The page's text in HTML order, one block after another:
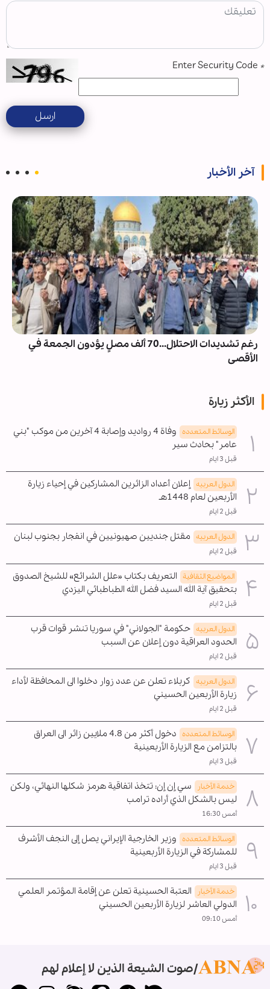
*
ارسل
آخر الأخبار
رغم تشديدات الاحتلال...70 ألف مصلٍ يؤدون الجمعة في
الأقصى
الأكثر زيارة
الوسائط المتعدده
وفاة 4 رواديد وإصابة 4 آخرين من موكب "بني
عامر" بحادث سير
قبل 3 ايام
الدول العربیه إعلان أعداد الزائرين المشاركين في إحياء زيارة
الأربعين لعام 1448هـ
قبل 2 ايام
الدول العربیه مقتل جنديين صهيونيين في انفجار بجنوب لبنان
قبل 2 ايام
المواضیع الثقافية التعريف بكتاب «علل الشرائع» للشيخ الصدوق
بتحقيق آية الله السيد فضل الله الطباطبائي اليزدي
قبل 2 ايام
الدول العربیه حكومة "الجولاني" في سوريا تنشر قوات قرب
الحدود العراقية دون إعلان عن السبب
قبل 2 ايام
الدول العربیه كربلاء تعلن عن عدد زوار دخلوا الى المحافظة لأداء
زيارة الأربعين الحسيني
قبل 2 ايام
الوسائط المتعدده
دخول أكثر من 4.8 ملايين زائر الى العراق
بالتزامن مع الزيارة الأربعينية
قبل 3 ايام
خدمة الأخبار
سي إن إن: تتخذ اتفاقية هرمز شكلها النهائي، ولكن
ليس بالشكل الذي أراده ترامب
أمس 16:30
الوسائط المتعدده وزير الخارجية الإيراني يصل إلى النجف الأشرف
للمشاركة في الزيارة الأربعينية
قبل 3 ايام
خدمة الأخبار
العتبة الحسينية تعلن عن إقامة المؤتمر العلمي
الدولي العاشر لزيارة الأربعين الحسيني
أمس 09:10
صوت الشيعة الذين لا إعلام لهم